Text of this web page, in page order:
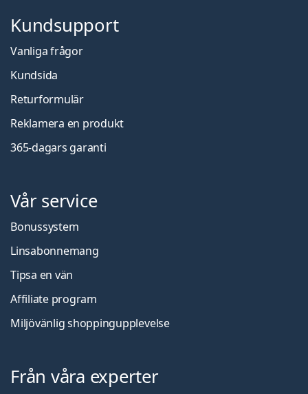
Kundsupport
Vanliga frågor
Kundsida
Returformulär
Reklamera en produkt
365-dagars garanti
Vår service
Bonussystem
Linsabonnemang
Tipsa en vän
Affiliate program
Miljövänlig shoppingupplevelse
Från våra experter